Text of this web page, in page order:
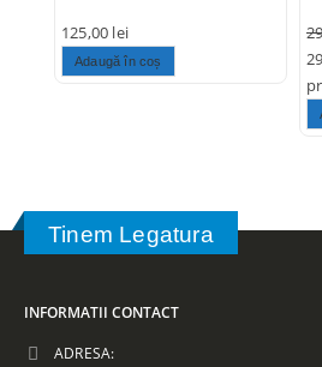
125,00 lei
Adaugă în coș
Tinem Legatura
INFORMATII CONTACT
ADRESA: